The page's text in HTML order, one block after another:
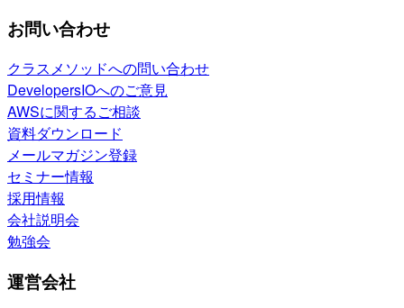
お問い合わせ
クラスメソッドへの問い合わせ
DevelopersIOへのご意見
AWSに関するご相談
資料ダウンロード
メールマガジン登録
セミナー情報
採用情報
会社説明会
勉強会
運営会社